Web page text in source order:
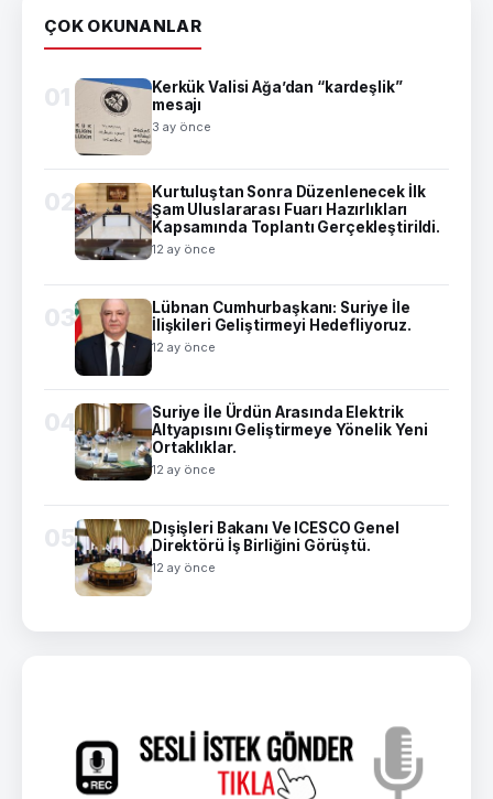
ÇOK OKUNANLAR
01
Kerkük Valisi Ağa’dan “kardeşlik”
mesajı
3 ay önce
02
Kurtuluştan Sonra Düzenlenecek İlk
Şam Uluslararası Fuarı Hazırlıkları
Kapsamında Toplantı Gerçekleştirildi.
12 ay önce
03
Lübnan Cumhurbaşkanı: Suriye İle
İlişkileri Geliştirmeyi Hedefliyoruz.
12 ay önce
04
Suriye İle Ürdün Arasında Elektrik
Altyapısını Geliştirmeye Yönelik Yeni
Ortaklıklar.
12 ay önce
05
Dışişleri Bakanı Ve ICESCO Genel
Direktörü İş Birliğini Görüştü.
12 ay önce